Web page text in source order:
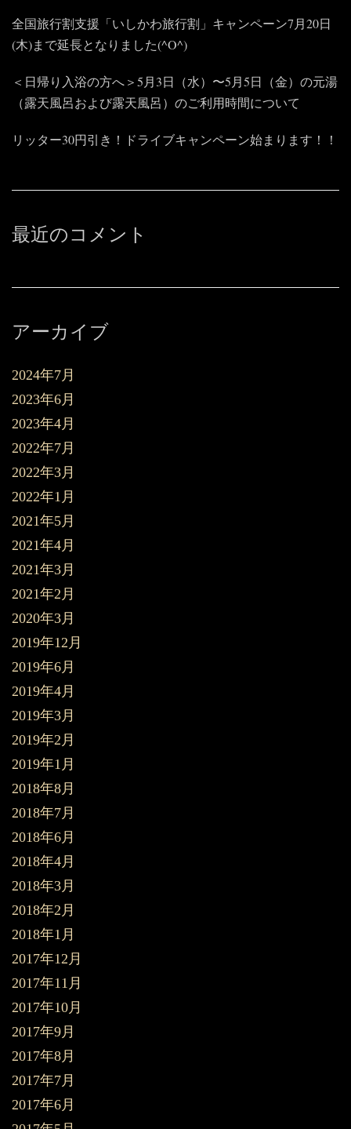
全国旅行割支援「いしかわ旅行割」キャンペーン7月20日
(木)まで延長となりました(^O^)
＜日帰り入浴の方へ＞5月3日（水）〜5月5日（金）の元湯
（露天風呂および露天風呂）のご利用時間について
リッター30円引き！ドライブキャンペーン始まります！！
最近のコメント
アーカイブ
2024年7月
2023年6月
2023年4月
2022年7月
2022年3月
2022年1月
2021年5月
2021年4月
2021年3月
2021年2月
2020年3月
2019年12月
2019年6月
2019年4月
2019年3月
2019年2月
2019年1月
2018年8月
2018年7月
2018年6月
2018年4月
2018年3月
2018年2月
2018年1月
2017年12月
2017年11月
2017年10月
2017年9月
2017年8月
2017年7月
2017年6月